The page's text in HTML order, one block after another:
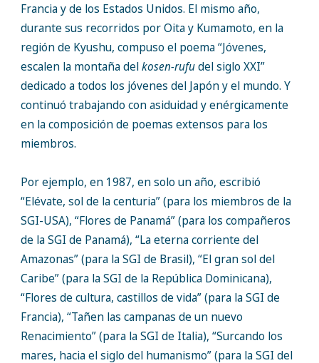
Francia y de los Estados Unidos. El mismo año,
durante sus recorridos por Oita y Kumamoto, en la
región de Kyushu, compuso el poema “Jóvenes,
escalen la montaña delkosen-rufudel siglo XXI”
dedicado a todos los jóvenes del Japón y el mundo. Y
continuó trabajando con asiduidad y enérgicamente
en la composición de poemas extensos para los
miembros.
Por ejemplo, en 1987, en solo un año, escribió
“Elévate, sol de la centuria” (para los miembros de la
SGI-USA), “Flores de Panamá” (para los compañeros
de la SGI de Panamá), “La eterna corriente del
Amazonas” (para la SGI de Brasil), “El gran sol del
Caribe” (para la SGI de la República Dominicana),
“Flores de cultura, castillos de vida” (para la SGI de
Francia), “Tañen las campanas de un nuevo
Renacimiento” (para la SGI de Italia), “Surcando los
mares, hacia el siglo del humanismo” (para la SGI del